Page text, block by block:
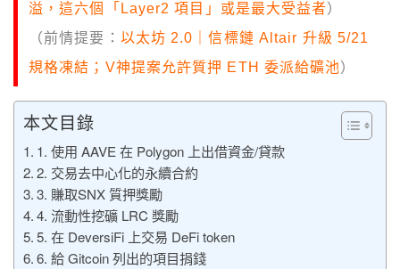
溢，這六個「Layer2 項目」或是最大受益者）
（前情提要： 以太坊 2.0｜信標鏈 Altair 升級 5/21
規格凍結；V神提案允許質押 ETH 委派給礦池）
本文目錄
1. 使用 AAVE 在 Polygon 上出借資金/貸款
2. 交易去中心化的永續合約
3. 賺取SNX 質押獎勵
4. 流動性挖礦 LRC 獎勵
5. 在 DeversiFi 上交易 DeFi token
6. 給 Gitcoin 列出的項目捐錢